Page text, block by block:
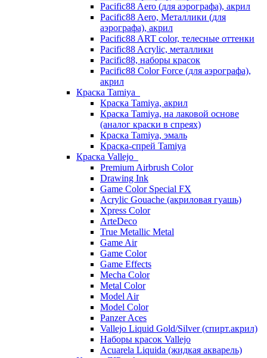
Pacific88 Aero (для аэрографа), акрил
Pacific88 Aero, Металлики (для
аэрографа), акрил
Pacific88 ART color, телесные оттенки
Pacific88 Acrylic, металлики
Pacific88, наборы красок
Pacific88 Color Force (для аэрографа),
акрил
Краска Tamiya
Краска Tamiya, акрил
Краска Tamiya, на лаковой основе
(аналог краски в спреях)
Краска Tamiya, эмаль
Краска-спрей Tamiya
Краска Vallejo
Premium Airbrush Color
Drawing Ink
Game Color Special FX
Acrylic Gouache (акриловая гуашь)
Xpress Color
ArteDeco
True Metallic Metal
Game Air
Game Color
Game Effects
Mecha Color
Metal Color
Model Air
Model Color
Panzer Aces
Vallejo Liquid Gold/Silver (спирт.акрил)
Наборы красок Vallejo
Acuarela Liquida (жидкая акварель)